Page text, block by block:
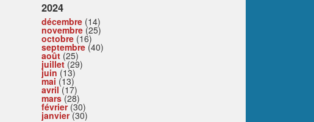
2024
décembre (14)
novembre (25)
octobre (16)
septembre (40)
août (25)
juillet(29)
juin (13)
mai (13)
avril(17)
mars(28)
février(30)
janvier(30)